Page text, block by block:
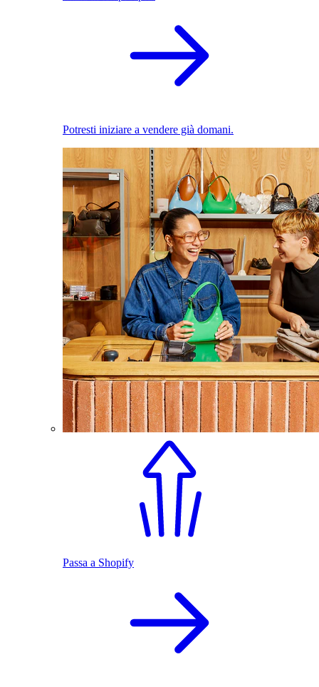
Potresti iniziare a vendere già domani.
Passa a Shopify